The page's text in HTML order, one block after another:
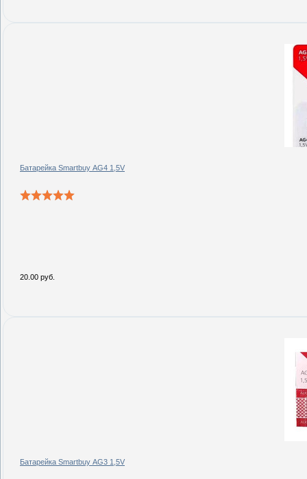
Батарейка Smartbuy AG4 1,5V
20.00 руб.
Батарейка Smartbuy AG3 1,5V